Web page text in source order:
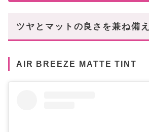
ツヤとマットの良さを兼ね備
AIR BREEZE MATTE TINT